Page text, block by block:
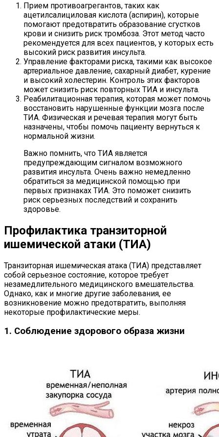
Прием противоагрегантов, таких как
ацетилсалициловая кислота (аспирин), которые
помогают предотвратить образование сгустков
крови и снизить риск тромбоза. Этот метод часто
рекомендуется для всех пациентов, у которых есть
высокий риск развития инсульта.
Управление факторами риска, такими как высокое
артериальное давление, сахарный диабет, курение
и высокий холестерин. Контроль этих факторов
может снизить риск повторных ТИА и инсульта.
Реабилитационная терапия, которая может помочь
восстановить нарушенные функции мозга после
ТИА. Физическая и речевая терапия могут быть
назначены, чтобы помочь пациенту вернуться к
нормальной жизни.
Важно помнить, что ТИА является
предупреждающим сигналом возможного
развития инсульта. Очень важно немедленно
обратиться за медицинской помощью при
первых признаках ТИА. Это поможет снизить
риск серьезных последствий и сохранить
здоровье.
Профилактика транзиторной
ишемической атаки (ТИА)
Транзиторная ишемическая атака (ТИА) представляет
собой серьезное состояние, которое требует
незамедлительного медицинского вмешательства.
Однако, как и многие другие заболевания, ее
возникновение можно предотвратить, выполняя
некоторые профилактические меры.
1. Соблюдение здорового образа жизни